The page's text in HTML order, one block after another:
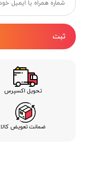
ثبت
تحویل اکسپرس
ضمانت تعویض کالا